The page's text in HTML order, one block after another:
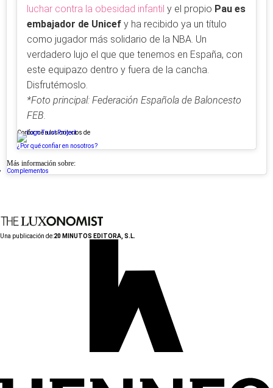
luchar contra la obesidad infantil y el propio Pau es
embajador de Unicef y ha recibido ya un título
como jugador más solidario de la NBA. Un
verdadero lujo el que que tenemos en España, con
este equipazo dentro y fuera de la cancha.
Disfrutémoslo.
*Foto principal: Federación Española de Baloncesto
FEB.
Conforme a los criterios de
¿Por qué confiar en nosotros?
Más información sobre:
Complementos
Una publicación de:20 MINUTOS EDITORA, S.L.